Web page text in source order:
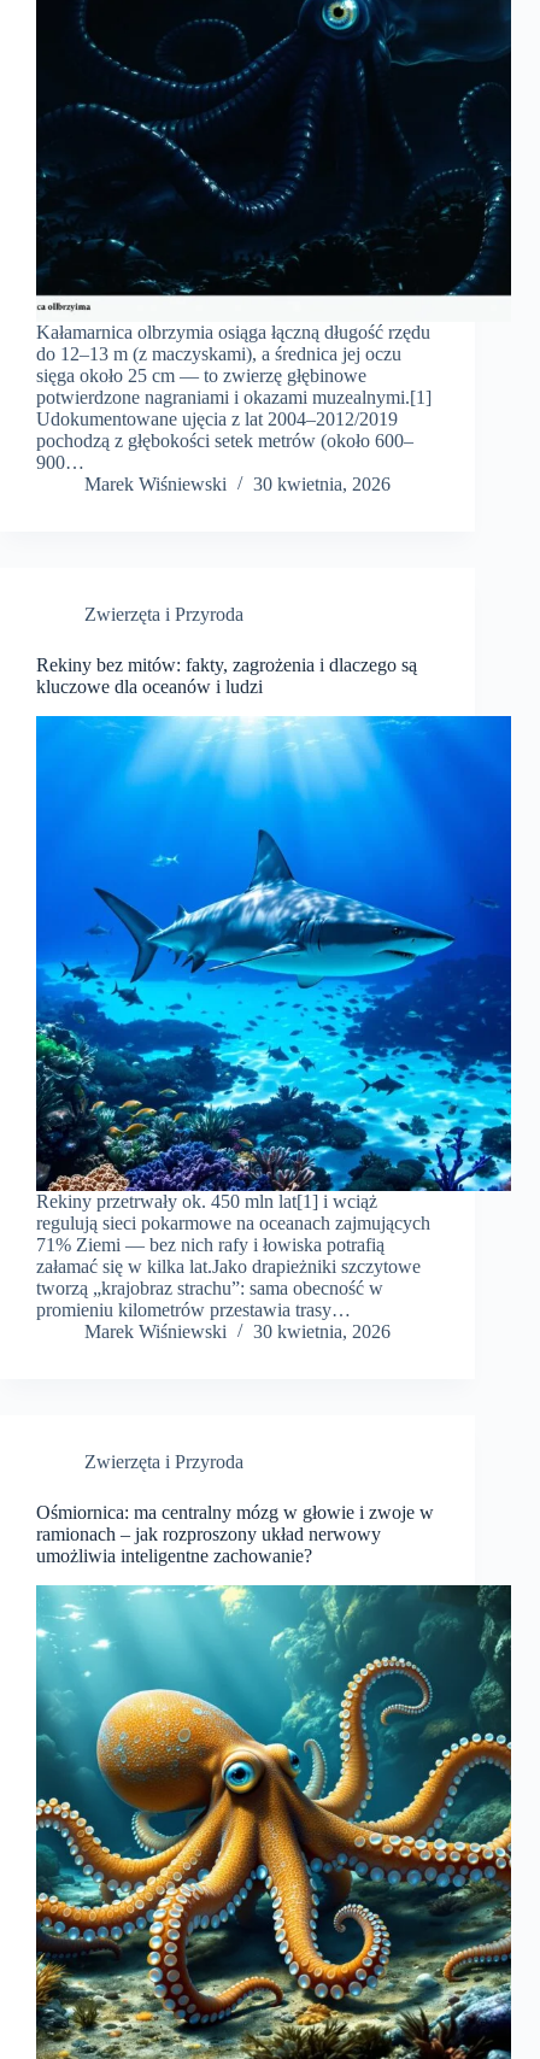
Kałamarnica olbrzymia osiąga łączną długość rzędu
do 12–13 m (z maczyskami), a średnica jej oczu
sięga około 25 cm — to zwierzę głębinowe
potwierdzone nagraniami i okazami muzealnymi.[1]
Udokumentowane ujęcia z lat 2004–2012/2019
pochodzą z głębokości setek metrów (około 600–
900…
Marek Wiśniewski
30 kwietnia, 2026
Zwierzęta i Przyroda
Rekiny bez mitów: fakty, zagrożenia i dlaczego są
kluczowe dla oceanów i ludzi
Rekiny przetrwały ok. 450 mln lat[1] i wciąż
regulują sieci pokarmowe na oceanach zajmujących
71% Ziemi — bez nich rafy i łowiska potrafią
załamać się w kilka lat.Jako drapieżniki szczytowe
tworzą „krajobraz strachu”: sama obecność w
promieniu kilometrów przestawia trasy…
Marek Wiśniewski
30 kwietnia, 2026
Zwierzęta i Przyroda
Ośmiornica: ma centralny mózg w głowie i zwoje w
ramionach – jak rozproszony układ nerwowy
umożliwia inteligentne zachowanie?